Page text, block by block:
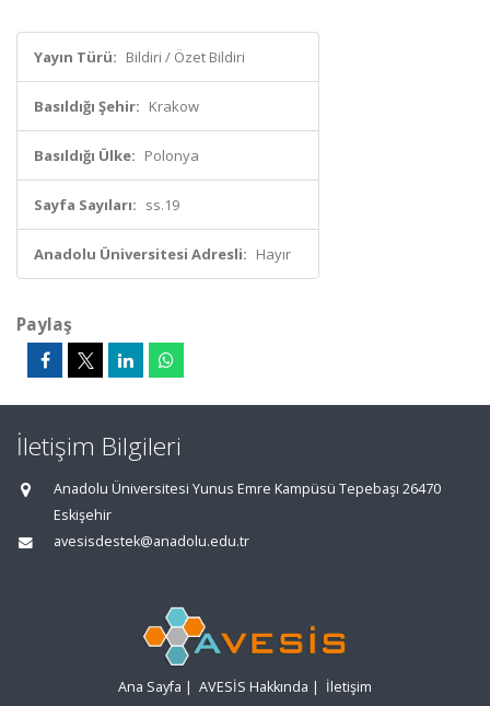
Yayın Türü: Bildiri / Özet Bildiri
Basıldığı Şehir: Krakow
Basıldığı Ülke: Polonya
Sayfa Sayıları: ss.19
Anadolu Üniversitesi Adresli: Hayır
Paylaş
İletişim Bilgileri
Anadolu Üniversitesi Yunus Emre Kampüsü Tepebaşı 26470
Eskişehir
avesisdestek@anadolu.edu.tr
Ana Sayfa | AVESİS Hakkında | İletişim